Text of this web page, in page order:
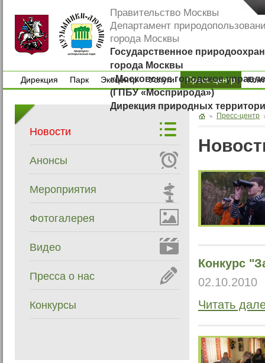
Правительство Москвы
Департамент
города Москвы
Государственное
города Москвы
«Московское городское
(ГПБУ «Мосприрода»)
Дирекция природных
Дирекция
Парк
Экоцентр
Экоцентр
Услуги
Услуги
Пресс-центр
Новости
Анонсы
Мероприятия
Фотогалерея
Видео
Пресса о нас
Конкурсы
Пресс-центр
Конкурс
02.10.2010
Читать